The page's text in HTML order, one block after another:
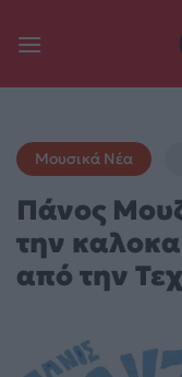
Μουσικά Νέα
Πάνος
την
από την